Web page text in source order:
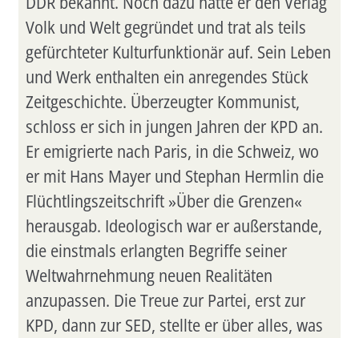
Volk und Welt gegründet und trat als teils
gefürchteter Kulturfunktionär auf. Sein Leben
und Werk enthalten ein anregendes Stück
Zeitgeschichte. Überzeugter Kommunist,
schloss er sich in jungen Jahren der KPD an.
Er emigrierte nach Paris, in die Schweiz, wo
er mit Hans Mayer und Stephan Hermlin die
Flüchtlingszeitschrift »Über die Grenzen«
herausgab. Ideologisch war er außerstande,
die einstmals erlangten Begriffe seiner
Weltwahrnehmung neuen Realitäten
anzupassen. Die Treue zur Partei, erst zur
KPD, dann zur SED, stellte er über alles, was